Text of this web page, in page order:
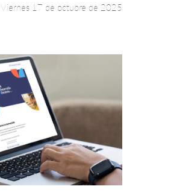
Viernes 17 de octubre de 2025